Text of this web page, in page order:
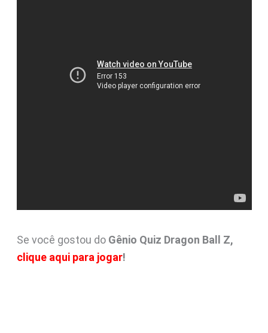
Se você gostou do Gênio Quiz Dragon Ball Z,
clique aqui para jogar!